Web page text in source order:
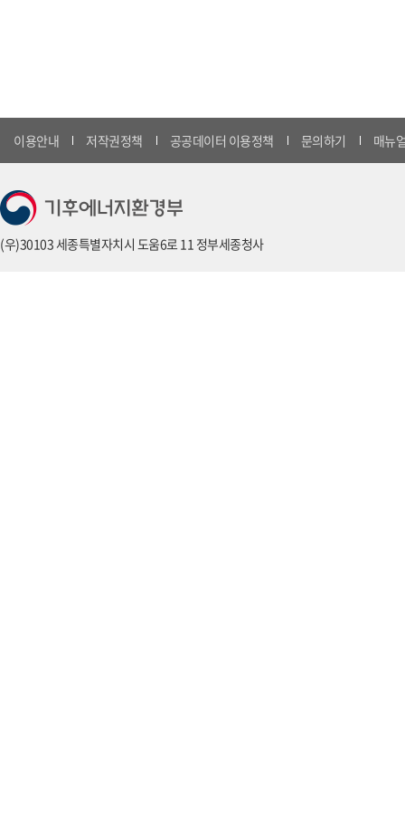
이용안내 저작권정책 공공데이터 이용정책 문의하기 매뉴
(우)30103 세종특별자치시 도움6로 11 정부세종청사